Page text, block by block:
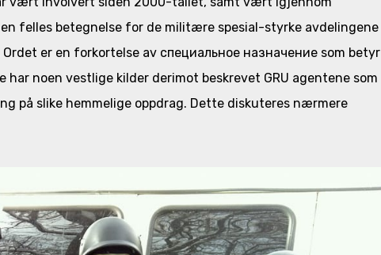
felles betegnelse for de militære spesial-styrke avdelingene
er en forkortelse av специальное назначение som betyr
har noen vestlige kilder derimot beskrevet GRU agentene som
på slike hemmelige oppdrag. Dette diskuteres nærmere